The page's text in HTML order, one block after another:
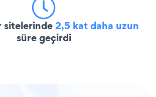
sitelerinde2,5 kat daha uzun
süre geçirdi